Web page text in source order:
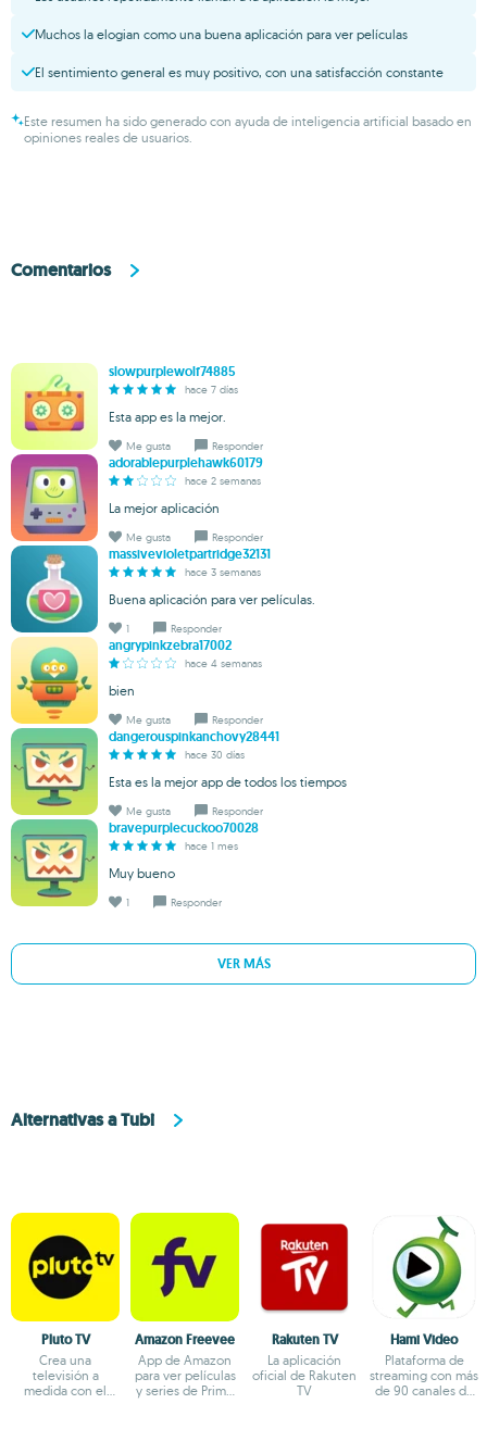
Muchos la elogian como una buena aplicación para ver películas
El sentimiento general es muy positivo, con una satisfacción constante
Este resumen ha sido generado con ayuda de inteligencia artificial basado en
opiniones reales de usuarios.
Comentarios
slowpurplewolf74885
hace 7 días
Esta app es la mejor.
Me gusta Responder
adorablepurplehawk60179
hace 2 semanas
La mejor aplicación
Me gusta Responder
massivevioletpartridge32131
hace 3 semanas
Buena aplicación para ver películas.
1 Responder
angrypinkzebra17002
hace 4 semanas
bien
Me gusta Responder
dangerouspinkanchovy28441
hace 30 días
Esta es la mejor app de todos los tiempos
Me gusta Responder
bravepurplecuckoo70028
hace 1 mes
Muy bueno
1 Responder
VER MÁS
Alternativas a Tubi
Pluto TV
Crea una
televisión a
medida con el
Amazon Freevee
App de Amazon
para ver películas
y series de Prime
Rakuten TV
La aplicación
oficial de Rakuten
TV
Hami Video
Plataforma de
streaming con más
de 90 canales de